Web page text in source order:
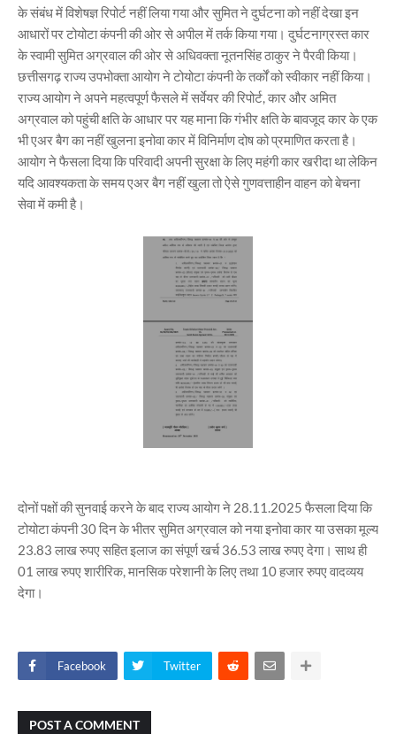
के संबंध में विशेषज्ञ रिपोर्ट नहीं लिया गया और सुमित ने दुर्घटना को नहीं देखा इन
आधारों पर टोयोटा कंपनी की ओर से अपील में तर्क किया गया। दुर्घटनाग्रस्त कार
के स्वामी सुमित अग्रवाल की ओर से अधिवक्ता नूतनसिंह ठाकुर ने पैरवी किया।
छत्तीसगढ़ राज्य उपभोक्ता आयोग ने टोयोटा कंपनी के तर्कों को स्वीकार नहीं किया।
राज्य आयोग ने अपने महत्वपूर्ण फैसले में सर्वेयर की रिपोर्ट, कार और अमित
अग्रवाल को पहुंची क्षति के आधार पर यह माना कि गंभीर क्षति के बावजूद कार के एक
भी एअर बैग का नहीं खुलना इनोवा कार में विनिर्माण दोष को प्रमाणित करता है।
आयोग ने फैसला दिया कि परिवादी अपनी सुरक्षा के लिए महंगी कार खरीदा था लेकिन
यदि आवश्यकता के समय एअर बैग नहीं खुला तो ऐसे गुणवत्ताहीन वाहन‌ को बेचना
सेवा में कमी है।
दोनों पक्षों की सुनवाई करने के बाद राज्य आयोग ने 28.11.2025 फैसला दिया कि
टोयोटा कंपनी 30 दिन‌ के भीतर सुमित अग्रवाल को नया इनोवा कार या उसका मूल्य
23.83 लाख रुपए सहित इलाज का संपूर्ण खर्च 36.53 लाख रुपए देगा। साथ ही
01 लाख रुपए शारीरिक, मानसिक परेशानी के लिए तथा 10 हजार रुपए वादव्यय
देगा।
Facebook Twitter
POST A COMMENT